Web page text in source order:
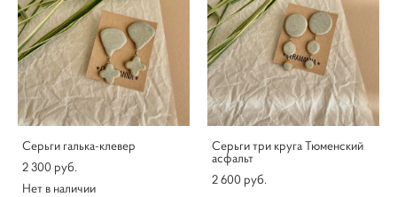
Серьги галька-клевер
2 300 pуб.
Нет в наличии
Серьги три круга Тюменский
асфальт
2 600 pуб.